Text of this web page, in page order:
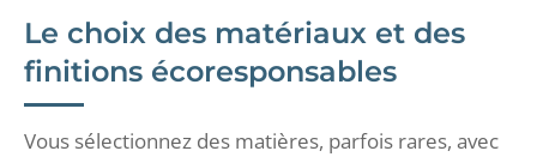
Le choix des matériaux et des
finitions écoresponsables
Vous sélectionnez des matières, parfois rares, avec